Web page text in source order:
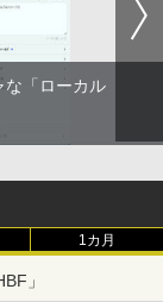
な「ローカル
1カ月
」